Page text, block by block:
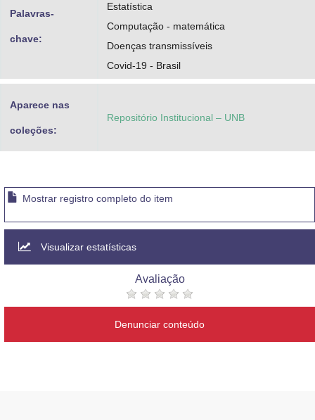
Palavras-
chave:
Estatística
Computação - matemática
Doenças transmissíveis
Covid-19 - Brasil
Aparece nas
coleções:
Repositório Institucional – UNB
Mostrar registro completo do item
Visualizar estatísticas
Avaliação
Denunciar conteúdo